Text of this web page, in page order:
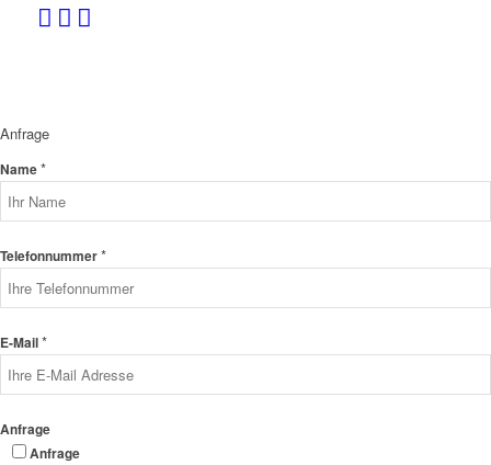
Anfrage
Name*
Telefonnummer*
E-Mail*
Anfrage
Anfrage